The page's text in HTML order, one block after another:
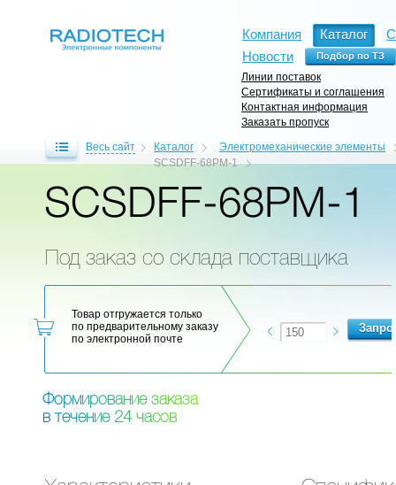
Компания Каталог
Новости
Линии поставок
Сертификаты и соглашения
Контактная информация
Заказать пропуск
Весь сайт Каталог
Электромеханические элементы
SCSDFF-68PM-1
SCSDFF-68PM-1
Под заказ со склада поставщика
Товар отгружается только
по предварительному заказу
по электронной почте
Формирование заказа
в течение 24 часов